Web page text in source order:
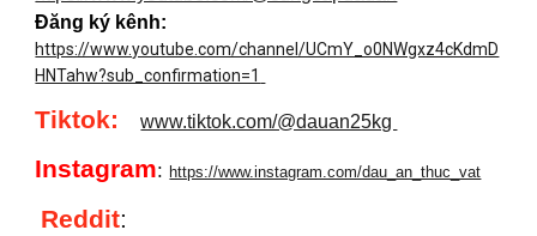
Đăng ký kênh:
https://www.youtube.com/channel/UCmY_o0NWgxz4cKdmD
HNTahw?sub_confirmation=1
Tiktok:www.tiktok.com/@dauan25kg
Instagram: https://www.instagram.com/dau_an_thuc_vat
Reddit: